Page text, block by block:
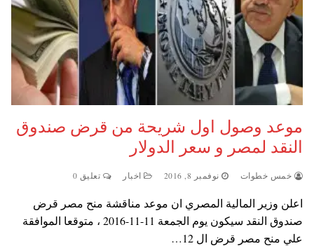
موعد وصول اول شريحة من قرض صندوق
النقد لمصر و سعر الدولار
خمس خطوات نوفمبر 8, 2016 اخبار تعليق 0
اعلن وزير المالية المصري ان موعد مناقشة منح مصر قرض
صندوق النقد سيكون يوم الجمعة 11-11-2016 ، متوقعا الموافقة
علي منح مصر قرض ال 12…